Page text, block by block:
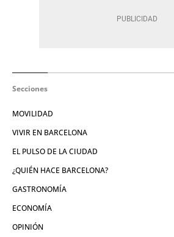
Secciones
MOVILIDAD
VIVIR EN BARCELONA
EL PULSO DE LA CIUDAD
¿QUIÉN HACE BARCELONA?
GASTRONOMÍA
ECONOMÍA
OPINIÓN